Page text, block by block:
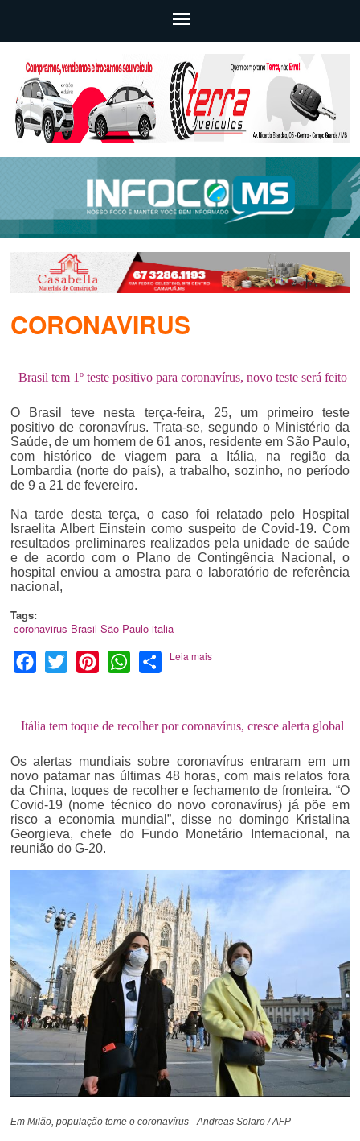
CORONAVIRUS
Brasil tem 1º teste positivo para coronavírus, novo teste será feito
O Brasil teve nesta terça-feira, 25, um primeiro teste
positivo de coronavírus. Trata-se, segundo o Ministério da
Saúde, de um homem de 61 anos, residente em São Paulo,
com histórico de viagem para a Itália, na região da
Lombardia (norte do país), a trabalho, sozinho, no período
de 9 a 21 de fevereiro.
Na tarde desta terça, o caso foi relatado pelo Hospital
Israelita Albert Einstein como suspeito de Covid-19. Com
resultados preliminares realizados pela unidade de saúde
e de acordo com o Plano de Contingência Nacional, o
hospital enviou a amostra para o laboratório de referência
nacional,
Tags:
coronavirus Brasil São Paulo italia
Facebook
Twitter PinterestWhatsApp
Share
Leia mais
Itália tem toque de recolher por coronavírus, cresce alerta global
Os alertas mundiais sobre coronavírus entraram em um
novo patamar nas últimas 48 horas, com mais relatos fora
da China, toques de recolher e fechamento de fronteira. “O
Covid-19 (nome técnico do novo coronavírus) já põe em
risco a economia mundial”, disse no domingo Kristalina
Georgieva, chefe do Fundo Monetário Internacional, na
reunião do G-20.
Em Milão, população teme o coronavírus - Andreas Solaro / AFP